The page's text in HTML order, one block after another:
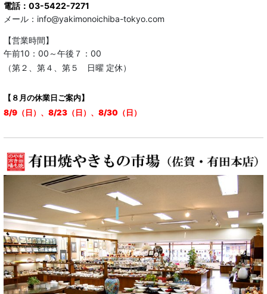
電話：03-5422-7271
メール：info@yakimonoichiba-tokyo.com
【営業時間】
午前10：00～午後７：00
（第２、第４、第５ 日曜 定休）
【８月の休業日ご案内】
8/9（日）、8/23（日）、8/30（日）